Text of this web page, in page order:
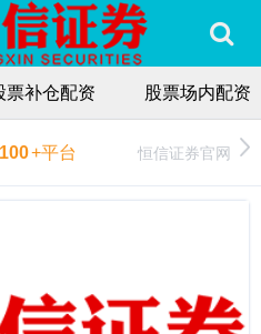
票补仓配资 股票场内配资
100+平台 恒信证券官网